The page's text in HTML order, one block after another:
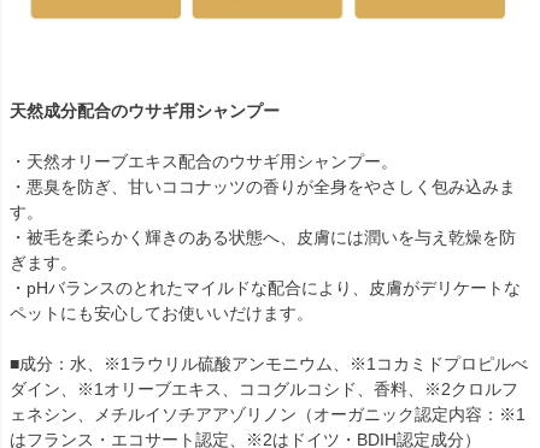
天然成分配合のウサギ用シャンプー
・天然オリーブエキス配合のウサギ用シャンプー。
・悪臭を防ぎ、甘いココナッツの香りが全身をやさしく包み込みま
す。
・被毛を柔らかく輝きのある状態へ、皮膚には潤いを与え乾燥を防
ぎます。
・pHバランスのとれたマイルドな配合により、皮膚がデリケートな
ペットにも安心してお使いいだけます。
■成分：水、※1ラウリル硫酸アンモニウム、※1コカミドプロピルべ
ダイン、※1オリーブエキス、ココグルコシド、香料、※2クロルフ
ェネシン、メチルイソチアアゾリノン（オーガニック認定内容：※1
はフランス・エコサート認定、※2はドイツ・BDIH認定成分）